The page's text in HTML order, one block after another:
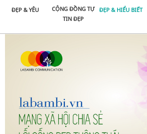
ĐẸP & YÊU
CỘNG ĐỒNG TỰ
TIN ĐẸP
ĐẸP & HIỂU BIẾT